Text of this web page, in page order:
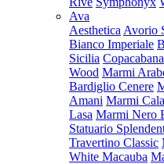
Ava
Aesthetica Avorio
Bianco Imperiale
Sicilia Copacabana
Wood Marmi
Bardiglio Cenere
Amani Marmi
Lasa Marmi Nero
Statuario
Travertino Classic
White Macauba